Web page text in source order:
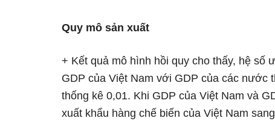
Quy mô sản xuất
+ Kết quả mô hình hồi quy cho thấy, hệ số
GDP của Việt Nam với GDP của các nước
thống kê 0,01. Khi GDP của Việt Nam và
xuất khẩu hàng chế biến của Việt Nam